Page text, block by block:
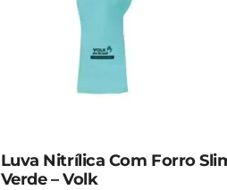
Luva Nitrílica Com Forro
Verde – Volk